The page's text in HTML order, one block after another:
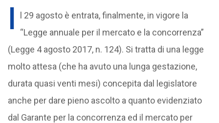
I
l 29 agosto è entrata, finalmente, in vigore la
“Legge annuale per il mercato e la concorrenza”
(Legge 4 agosto 2017, n. 124). Si tratta di una legge
molto attesa (che ha avuto una lunga gestazione,
durata quasi venti mesi) concepita dal legislatore
anche per dare pieno ascolto a quanto evidenziato
dal Garante per la concorrenza ed il mercato per